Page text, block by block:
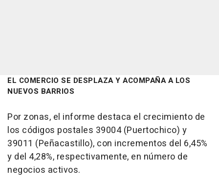
EL COMERCIO SE DESPLAZA Y ACOMPAÑA A LOS
NUEVOS BARRIOS
Por zonas, el informe destaca el crecimiento de
los códigos postales 39004 (Puertochico) y
39011 (Peñacastillo), con incrementos del 6,45%
y del 4,28%, respectivamente, en número de
negocios activos.